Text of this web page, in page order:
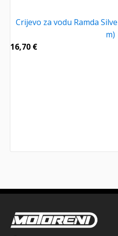
Crijevo za vodu Ramda
m)
16,70 €